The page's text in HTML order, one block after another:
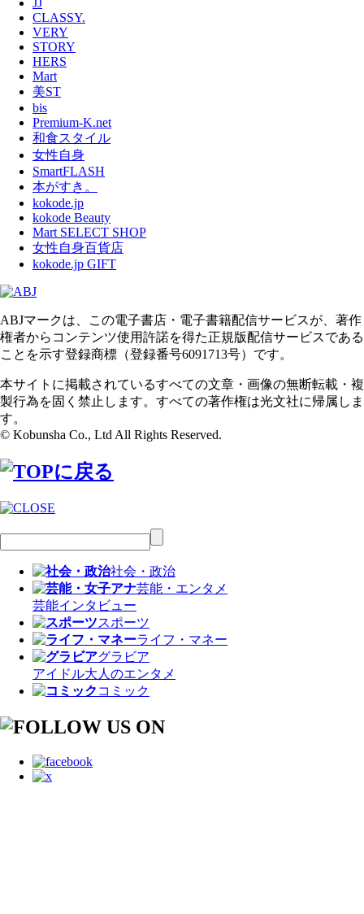
CLASSY.
VERY
STORY
HERS
Mart
美ST
bis
Premium-K.net
和食スタイル
女性自身
SmartFLASH
本がすき。
kokode.jp
kokode Beauty
Mart SELECT SHOP
女性自身百貨店
kokode.jp GIFT
ABJマークは、この電子書店・電子書籍配信サービスが、著作
権者からコンテンツ使用許諾を得た正規版配信サービスである
ことを示す登録商標（登録番号6091713号）です。
本サイトに掲載されているすべての文章・画像の無断転載・複
製行為を固く禁止します。すべての著作権は光文社に帰属しま
す。
© Kobunsha Co., Ltd All Rights Reserved.
社会・政治
芸能・エンタメ
芸能インタビュー
スポーツ
ライフ・マネー
グラビア
アイドル大人のエンタメ
コミック